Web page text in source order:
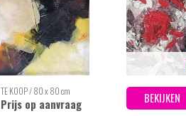
TE KOOP / 80 x 80 cm
Prijs op aanvraag BEKIJKEN